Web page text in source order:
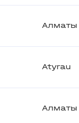
Алматы
Atyrau
Алматы